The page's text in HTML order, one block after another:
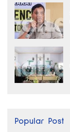
Popular Post